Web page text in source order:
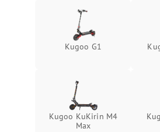
Kugoo G1
Kugoo KuKirin M4
Max